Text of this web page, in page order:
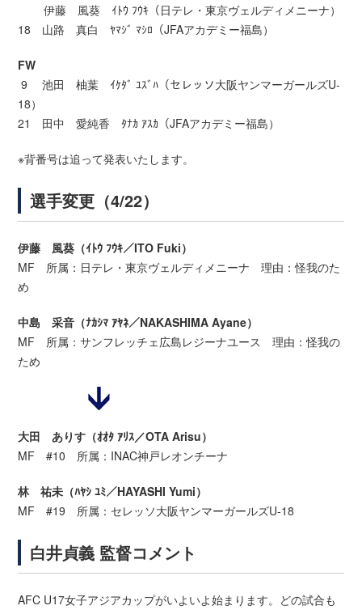
伊藤 風葵 ｲﾄｳ ﾌｳｷ（日テレ・東京ヴェルディメニーナ）
18 山路 真白 ﾔﾏｼﾞ ﾏｼﾛ（JFAアカデミー福島）
FW
9 池田 柚葉 ｲｹﾀﾞ ﾕｽﾞﾊ（セレッソ大阪ヤンマーガールズU-
18）
21 田中 愛純香 ﾀﾅｶ ｱｽｶ（JFAアカデミー福島）
※背番号は追って発表いたします。
選手変更（4/22）
伊藤 風葵（ｲﾄｳ ﾌｳｷ／ITO Fuki）
MF 所属：日テレ・東京ヴェルディメニーナ 理由：怪我のた
め
中島 采音（ﾅｶｼﾏ ｱﾔﾈ／NAKASHIMA Ayane）
MF 所属：サンフレッチェ広島レジーナユース 理由：怪我の
ため
大田 ありす（ｵｵﾀ ｱﾘｽ／OTA Arisu）
MF #10 所属：INAC神戸レオンチーナ
林 祐未（ﾊﾔｼ ﾕﾐ／HAYASHI Yumi）
MF #19 所属：セレッソ大阪ヤンマーガールズU-18
白井貞義 監督コメント
AFC U17女子アジアカップがいよいよ始まります。どの試合も